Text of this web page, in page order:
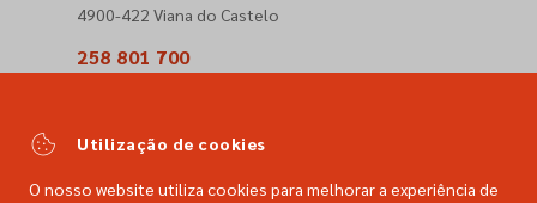
4900-422 Viana do Castelo
258 801 700
comercial@dimacer.com
Utilização de cookies
O nosso website utiliza cookies para melhorar a experiência de